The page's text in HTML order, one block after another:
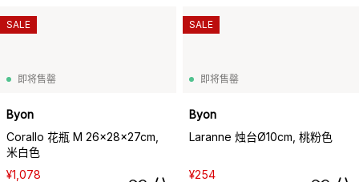
即将售罄
Byon
Corallo 花瓶 M 26x28x27cm,
米白色
¥1,078
SALE
即将售罄
Byon
Laranne 烛台Ø10cm, 桃粉色
¥254
SALE